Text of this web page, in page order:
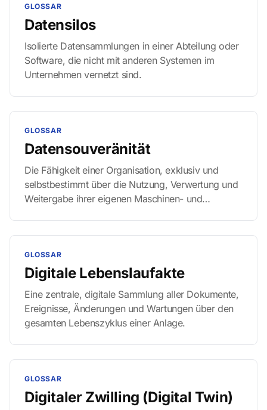
GLOSSAR
Datensilos
Isolierte Datensammlungen in einer Abteilung oder
Software, die nicht mit anderen Systemen im
Unternehmen vernetzt sind.
GLOSSAR
Datensouveränität
Die Fähigkeit einer Organisation, exklusiv und
selbstbestimmt über die Nutzung, Verwertung und
Weitergabe ihrer eigenen Maschinen- und
GLOSSAR
Digitale Lebenslaufakte
Eine zentrale, digitale Sammlung aller Dokumente,
Ereignisse, Änderungen und Wartungen über den
gesamten Lebenszyklus einer Anlage.
GLOSSAR
Digitaler Zwilling (Digital Twin)